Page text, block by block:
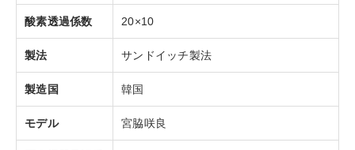
酸素透過係数 20×10
製法 サンドイッチ製法
製造国 韓国
モデル 宮脇咲良